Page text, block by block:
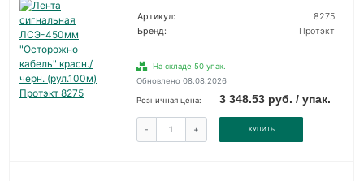
Артикул:
8275
Бренд:
Протэкт
На складе 50 упак.
Обновлено 08.08.2026
Розничная цена: 3 348.53 руб. / упак.
- + КУПИТЬ